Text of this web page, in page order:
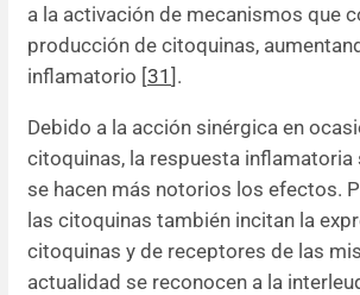
a la activación de mecanismos que
producción de citoquinas,
inflamatorio [31 ].
Debido a la acción sinérgica en
citoquinas, la respuesta inflamatoria
se hacen más notorios los efectos.
las citoquinas también incitan la
citoquinas y de receptores de las
actualidad se reconocen a la